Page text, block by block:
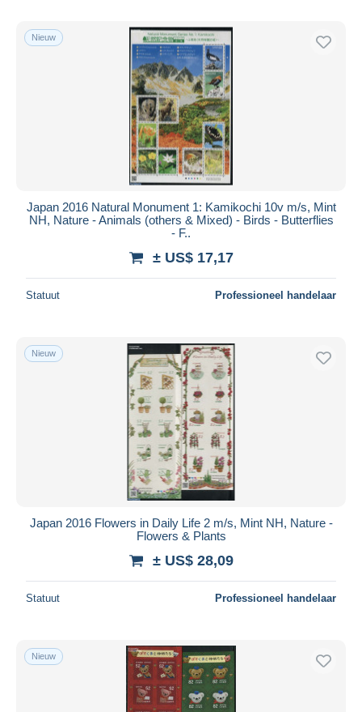
Nieuw
Japan 2016 Natural Monument 1: Kamikochi 10v m/s, Mint
NH, Nature - Animals (others & Mixed) - Birds - Butterflies
- F..
± US$ 17,17
Statuut Professioneel handelaar
Nieuw
Japan 2016 Flowers in Daily Life 2 m/s, Mint NH, Nature -
Flowers & Plants
± US$ 28,09
Statuut Professioneel handelaar
Nieuw